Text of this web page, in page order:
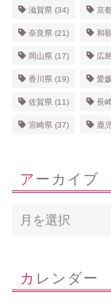
滋賀県 (34) 京
奈良県 (21) 和
岡山県 (17) 広
香川県 (19) 愛
佐賀県 (11) 長
宮崎県 (37) 鹿
アーカイブ
カレンダー